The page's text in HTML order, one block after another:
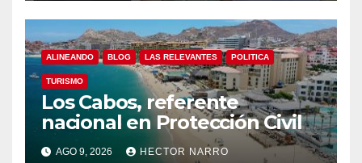
ALINEANDO BLOG LAS RELEVANTES POLITICA
TURISMO
Los Cabos, referente
nacional en Protección Civil
AGO 9, 2026 HECTOR NARRO